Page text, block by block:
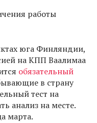
работы
юга Финляндии,
на КПП Ваалимаа
обязательный
в страну
тест на
анализ на месте.
марта.